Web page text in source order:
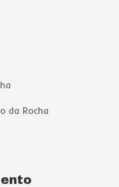
da Rocha